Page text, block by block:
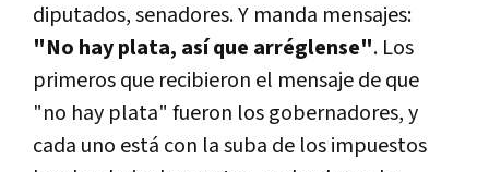
diputados, senadores. Y manda mensajes:
"No hay plata, así que arréglense". Los
primeros que recibieron el mensaje de que
"no hay plata" fueron los gobernadores, y
cada uno está con la suba de los impuestos